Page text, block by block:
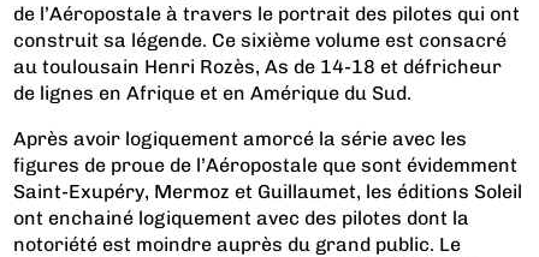
de l’Aéropostale à travers le portrait des pilotes qui ont
construit sa légende. Ce sixième volume est consacré
au toulousain Henri Rozès, As de 14-18 et défricheur
de lignes en Afrique et en Amérique du Sud.
Après avoir logiquement amorcé la série avec les
figures de proue de l’Aéropostale que sont évidemment
Saint-Exupéry, Mermoz et Guillaumet, les éditions Soleil
ont enchainé logiquement avec des pilotes dont la
notoriété est moindre auprès du grand public. Le